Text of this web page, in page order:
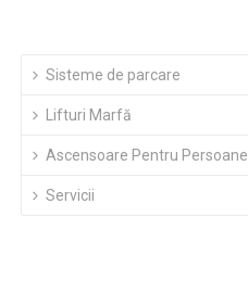
Sisteme de parcare
Lifturi Marfă
Ascensoare Pentru Persoane
Servicii